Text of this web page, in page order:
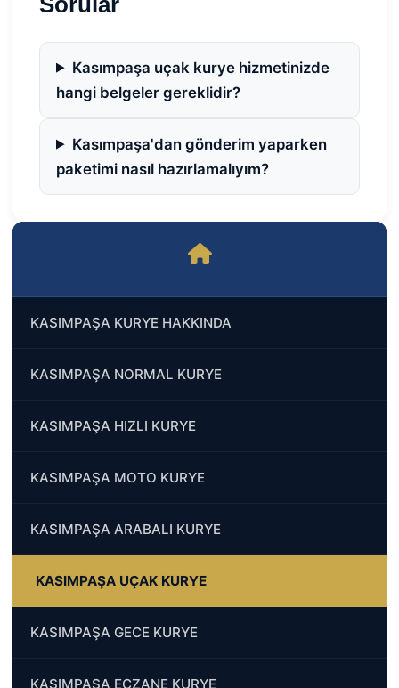
KASIMPAŞA KURYE HAKKINDA
KASIMPAŞA NORMAL KURYE
KASIMPAŞA HIZLI KURYE
KASIMPAŞA MOTO KURYE
KASIMPAŞA ARABALI KURYE
KASIMPAŞA UÇAK KURYE
KASIMPAŞA GECE KURYE
KASIMPAŞA ECZANE KURYE
Kasımpaşa uçak kurye hizmetinizde
hangi belgeler gereklidir?
Kasımpaşa'dan gönderim yaparken
paketimi nasıl hazırlamalıyım?